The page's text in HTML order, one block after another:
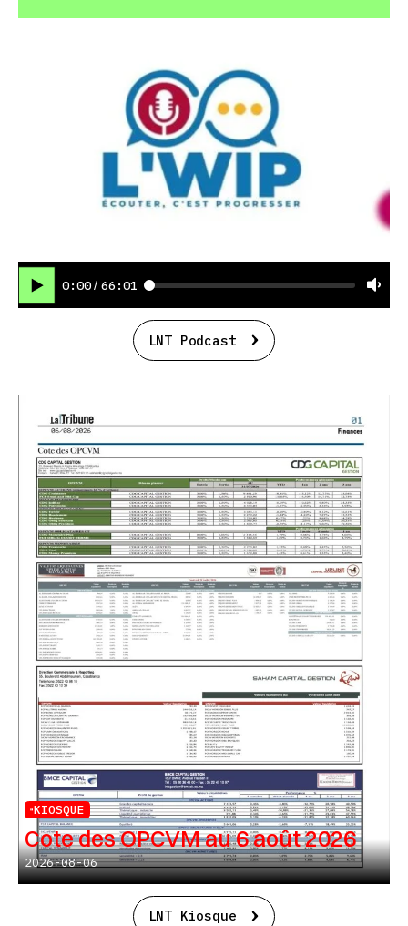
0:00 / 66:01
LNT Podcast
KIOSQUE
Cote des OPCVM au 6 août 2026
2026-08-06
LNT Kiosque